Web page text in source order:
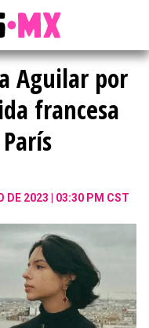
Aguilar por
francesa
DE 2023 | 03:30 PM CST